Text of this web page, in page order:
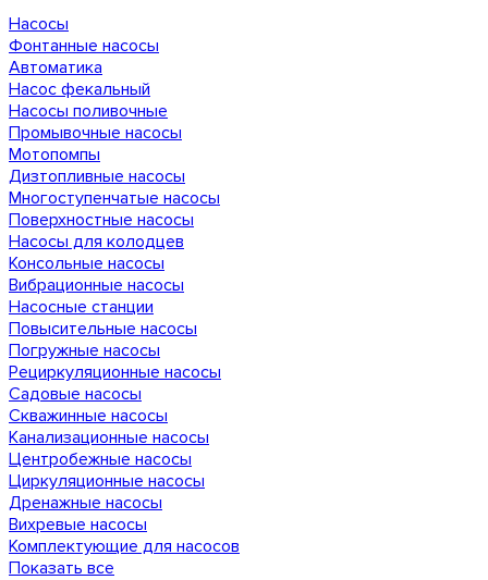
Насосы
Фонтанные насосы
Автоматика
Насос фекальный
Насосы поливочные
Промывочные насосы
Мотопомпы
Дизтопливные насосы
Многоступенчатые насосы
Поверхностные насосы
Насосы для колодцев
Консольные насосы
Вибрационные насосы
Насосные станции
Повысительные насосы
Погружные насосы
Рециркуляционные насосы
Садовые насосы
Скважинные насосы
Канализационные насосы
Центробежные насосы
Циркуляционные насосы
Дренажные насосы
Вихревые насосы
Комплектующие для насосов
Показать все